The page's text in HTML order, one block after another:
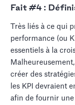
Fait #4 :
Très liés à ce qui
performance (ou
essentiels à la
créer des
les KPI devraient
afin de fournir une